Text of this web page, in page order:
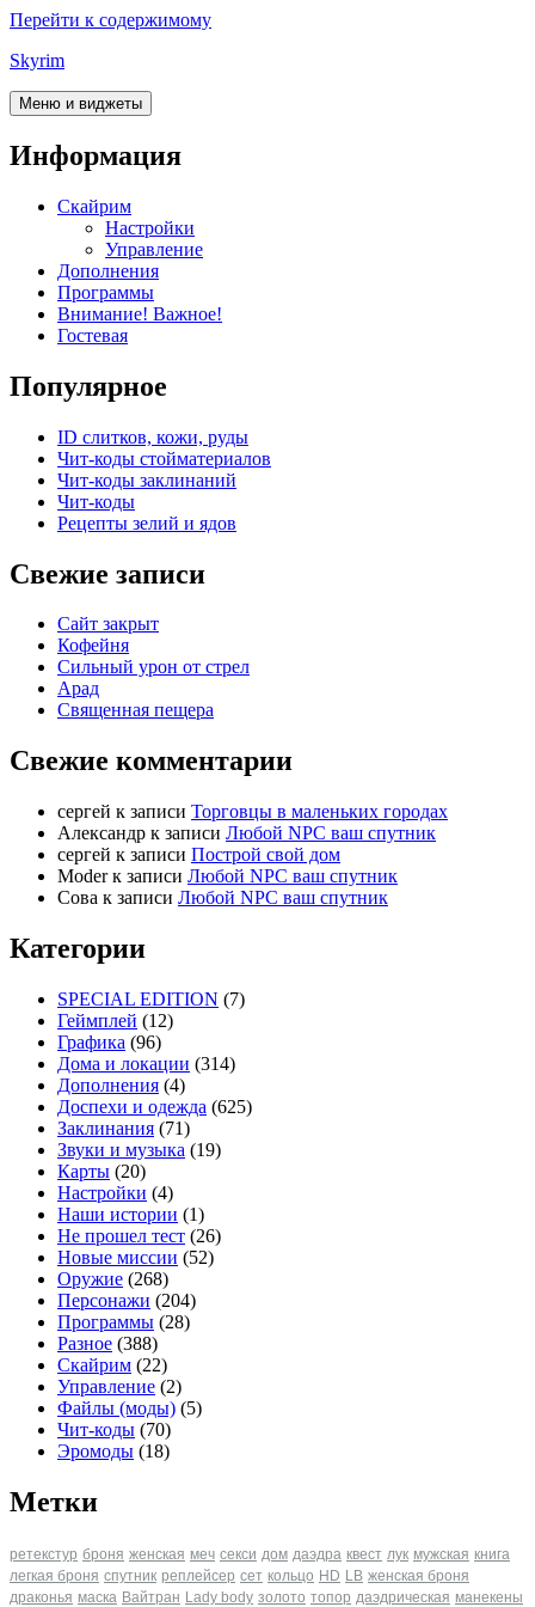
Перейти к содержимому
Skyrim
Меню и виджеты
Информация
Скайрим
Настройки
Управление
Дополнения
Программы
Внимание! Важное!
Гостевая
Популярное
ID слитков, кожи, руды
Чит-коды стойматериалов
Чит-коды заклинаний
Чит-коды
Рецепты зелий и ядов
Свежие записи
Сайт закрыт
Кофейня
Cильный урон от стрел
Арад
Священная пещера
Свежие комментарии
cергей к записи Торговцы в маленьких городах
Александр к записи Любой NPC ваш спутник
cергей к записи Построй свой дом
Moderк записи Любой NPC ваш спутник
Сова к записи Любой NPC ваш спутник
Категории
SPECIAL EDITION (7)
Геймплей (12)
Графика (96)
Дома и локации (314)
Дополнения (4)
Доспехи и одежда (625)
Заклинания (71)
Звуки и музыка (19)
Карты (20)
Настройки (4)
Наши истории (1)
Не прошел тест (26)
Новые миссии (52)
Оружие (268)
Персонажи (204)
Программы (28)
Разное (388)
Скайрим (22)
Управление (2)
Файлы (моды) (5)
Чит-коды (70)
Эромоды (18)
Метки
ретекстур броня женская меч секси дом даэдра квест лук мужская книга
легкая броня спутник реплейсер сет кольцо HD LB женская броня
драконья маска Вайтран Lady body золото топор даэдрическая манекены